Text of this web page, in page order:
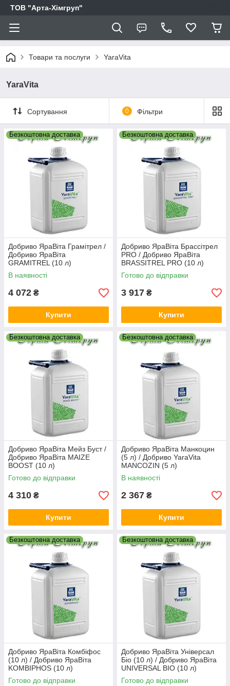
ТОВ "Арта-Хімгруп"
Товари та послуги YaraVita
YaraVita
Сортування 0 Фільтри
Безкоштовна доставка
Добриво ЯраВіта Грамітрел /
Добриво ЯраВіта
GRAMITREL (10 л)
В наявності
4 072 ₴
Купити
Безкоштовна доставка
Добриво ЯраВіта Брассітрел
PRO / Добриво ЯраВіта
BRASSITREL PRO (10 л)
Готово до відправки
3 917 ₴
Купити
Безкоштовна доставка
Добриво ЯраВіта Мейз Буст /
Добриво ЯраВіта MAIZE
BOOST (10 л)
Готово до відправки
4 310 ₴
Купити
Безкоштовна доставка
Добриво ЯраВіта Манкоцин
(5 л) / Добриво YaraVita
MANCOZIN (5 л)
В наявності
2 367 ₴
Купити
Безкоштовна доставка
Добриво ЯраВіта Комбіфос
(10 л) / Добриво ЯраВіта
KOMBIPHOS (10 л)
Готово до відправки
Безкоштовна доставка
Добриво ЯраВіта Універсал
Біо (10 л) / Добриво ЯраВіта
UNIVERSAL BIO (10 л)
Готово до відправки